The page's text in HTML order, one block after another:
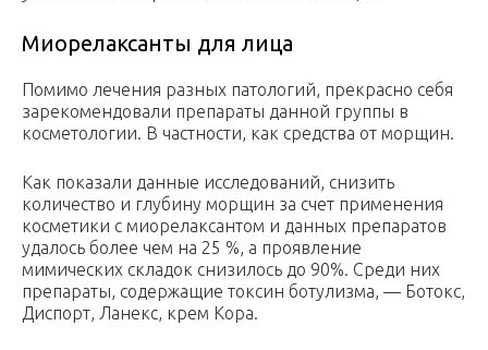
Миорелаксанты для лица
Помимо лечения разных патологий, прекрасно себя
зарекомендовали препараты данной группы в
косметологии. В частности, как средства от морщин.
Как показали данные исследований, снизить
количество и глубину морщин за счет применения
косметики с миорелаксантом и данных препаратов
удалось более чем на 25 %, а проявление
мимических складок снизилось до 90%. Среди них
препараты, содержащие токсин ботулизма, — Ботокс,
Диспорт, Ланекс, крем Кора.